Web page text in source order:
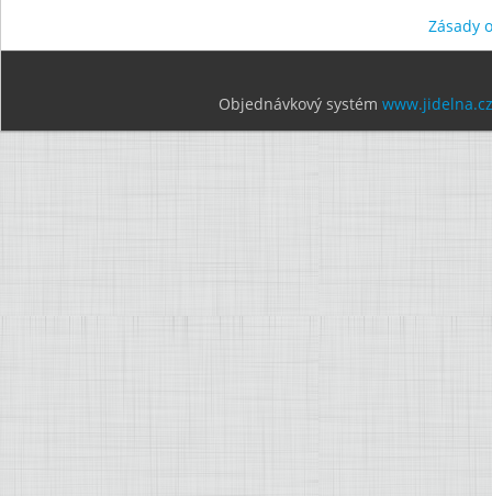
Zásady
Objednávkový systém www.jidelna.cz